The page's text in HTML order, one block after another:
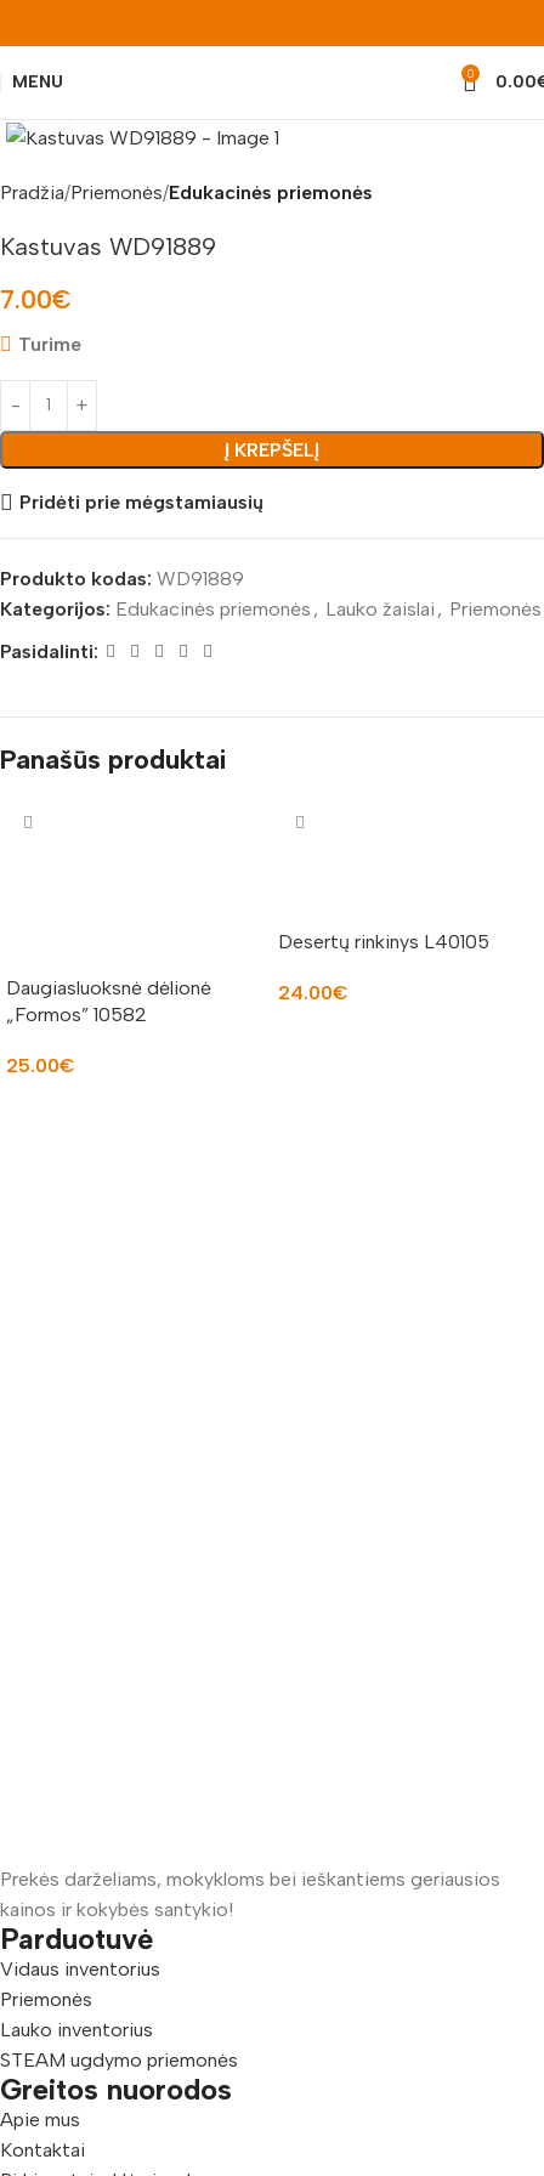
MENU 0 0.00
Pradžia Priemonės Edukacinės priemonės
Kastuvas WD91889
7.00€
Turime
Į KREPŠELĮ
Pridėti prie mėgstamiausių
Produkto kodas: WD91889
Kategorijos: Edukacinės priemonės , Lauko žaislai , Priemonės
Pasidalinti:
Panašūs produktai
Daugiasluoksnė dėlionė
„Formos” 10582
25.00€
Desertų rinkinys L40105
24.00€
Prekės darželiams, mokykloms bei ieškantiems geriausios
kainos ir kokybės santykio!
Parduotuvė
Vidaus inventorius
Priemonės
Lauko inventorius
STEAM ugdymo priemonės
Greitos nuorodos
Apie mus
Kontaktai